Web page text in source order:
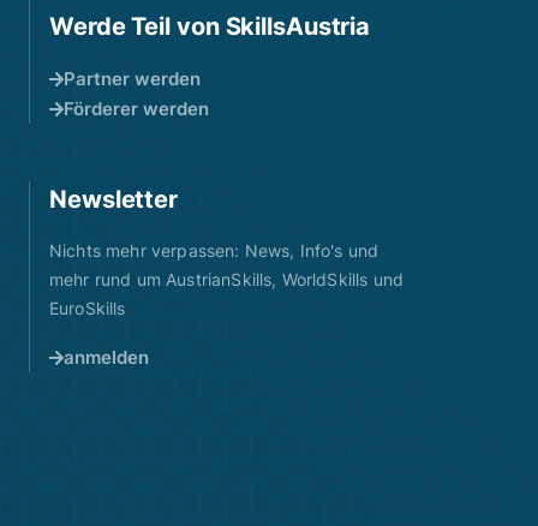
Werde Teil von SkillsAustria
Partner werden
Förderer werden
Newsletter
Nichts mehr verpassen: News, Info's und
mehr rund um AustrianSkills, WorldSkills und
EuroSkills
anmelden